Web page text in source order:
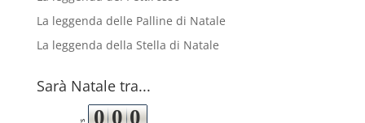
La leggenda delle Palline di Natale
La leggenda della Stella di Natale
Sarà Natale tra...
0 0 0